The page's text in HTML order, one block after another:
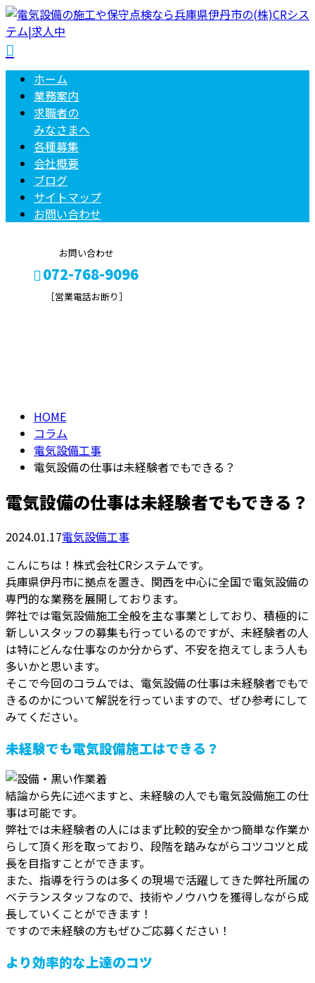
ホーム
業務案内
求職者の
みなさまへ
各種募集
会社概要
ブログ
サイトマップ
お問い合わせ
お問い合わせ
072-768-9096
［営業電話お断り］
HOME
コラム
電気設備工事
電気設備の仕事は未経験者でもできる？
電気設備の仕事は未経験者でもできる？
2024.01.17電気設備工事
こんにちは！株式会社CRシステムです。
兵庫県伊丹市に拠点を置き、関西を中心に全国で電気設備の
専門的な業務を展開しております。
弊社では電気設備施工全般を主な事業としており、積極的に
新しいスタッフの募集も行っているのですが、未経験者の人
は特にどんな仕事なのか分からず、不安を抱えてしまう人も
多いかと思います。
そこで今回のコラムでは、電気設備の仕事は未経験者でもで
きるのかについて解説を行っていますので、ぜひ参考にして
みてください。
未経験でも電気設備施工はできる？
結論から先に述べますと、未経験の人でも電気設備施工の仕
事は可能です。
弊社では未経験者の人にはまず比較的安全かつ簡単な作業か
らして頂く形を取っており、段階を踏みながらコツコツと成
長を目指すことができます。
また、指導を行うのは多くの現場で活躍してきた弊社所属の
ベテランスタッフなので、技術やノウハウを獲得しながら成
長していくことができます！
ですので未経験の方もぜひご応募ください！
より効率的な上達のコツ